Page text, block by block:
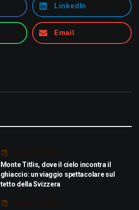
LinkedIn
Email
Luglio 29, 2026
Monte Titlis, dove il cielo incontra il
ghiaccio: un viaggio spettacolare sul
tetto della Svizzera
Luglio 21, 2026